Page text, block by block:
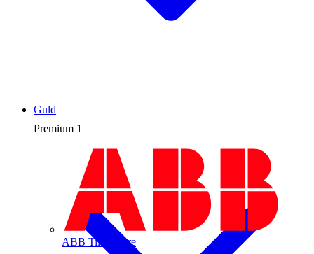
Premium 1
ABB Tillverkare
Guld